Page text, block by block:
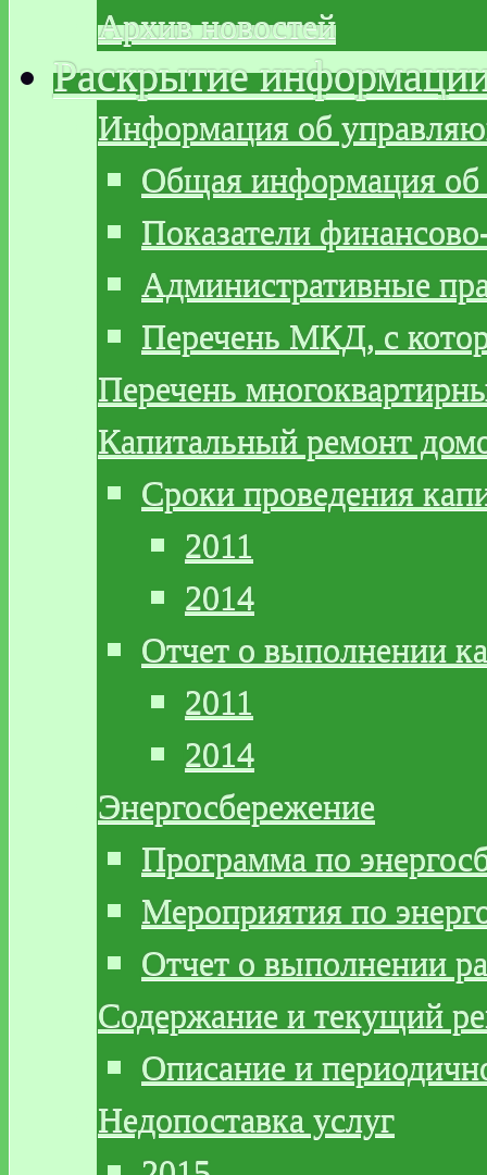
Архив новостей
Раскрытие
Информация об
Общая информация
Показатели
Административные
Перечень МКД, с
Перечень
Капитальный ремонт
Сроки проведения
2011
2014
Отчет о выполнении
2011
2014
Энергосбережение
Программа по
Мероприятия по
Отчет о выполнении
Содержание и текущий
Описание и
Недопоставка услуг